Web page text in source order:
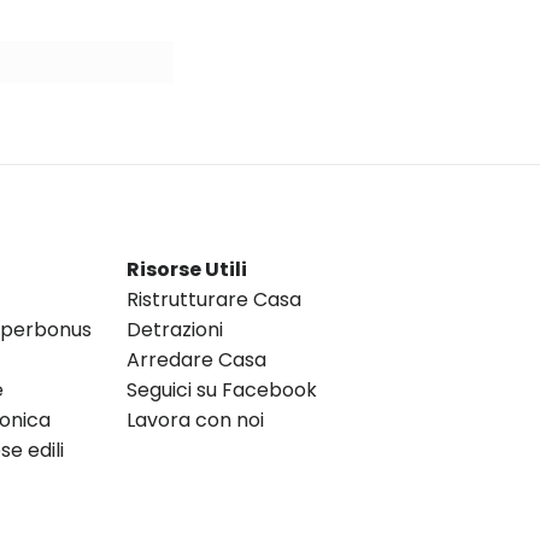
edili
Risorse Utili
Ristrutturare Casa
Detrazioni
Arredare Casa
Seguici su Facebook
Lavora con noi